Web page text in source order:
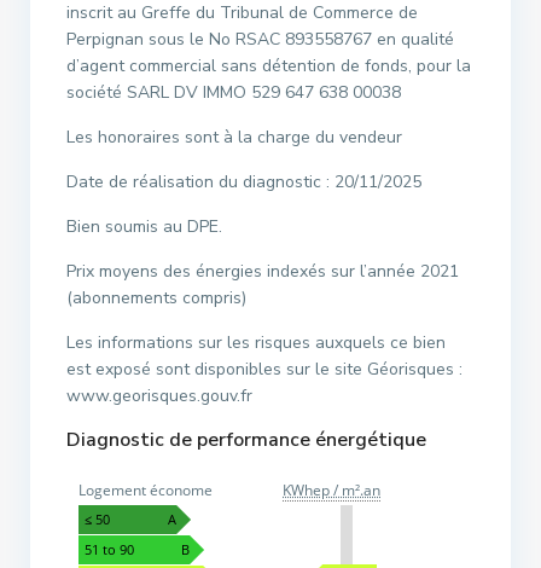
inscrit au Greffe du Tribunal de Commerce de
Perpignan sous le No RSAC 893558767 en qualité
d’agent commercial sans détention de fonds, pour la
société SARL DV IMMO 529 647 638 00038
Les honoraires sont à la charge du vendeur
Date de réalisation du diagnostic : 20/11/2025
Bien soumis au DPE.
Prix moyens des énergies indexés sur l’année 2021
(abonnements compris)
Les informations sur les risques auxquels ce bien
est exposé sont disponibles sur le site Géorisques :
www.georisques.gouv.fr
Diagnostic de performance énergétique
Logement économe KWhep / m².an
≤ 50
A
51 to 90
B